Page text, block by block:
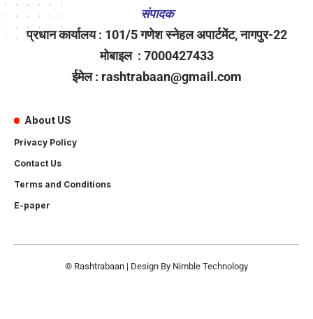
संपादक
प्रधान कार्यालय : 101/5 गणेश स्नेहल अपार्टमेंट, नागपुर-22
मोबाइल : 7000427433
ईमेल : rashtrabaan@gmail.com
About US
Privacy Policy
Contact Us
Terms and Conditions
E-paper
© Rashtrabaan | Design By Nimble Technology